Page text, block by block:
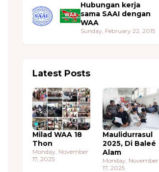
Hubungan kerja
sama SAAI dengan
WAA
Sunday, February 22, 2015
Latest Posts
Milad WAA 18
Thon
Monday, November
17, 2025
Maulidurrasul
2025, Di Baleé
Alam
Monday, November
17, 2025